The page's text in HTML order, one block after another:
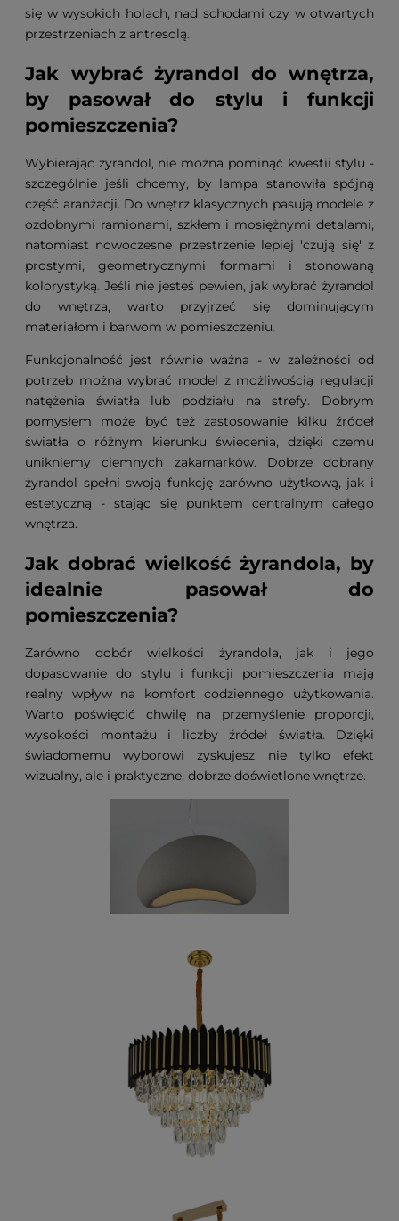
się w wysokich holach, nad schodami czy w otwartych
przestrzeniach z antresolą.
Jak wybrać żyrandol do wnętrza,
by pasował do stylu i funkcji
pomieszczenia?
Wybierając żyrandol, nie można pominąć kwestii stylu -
szczególnie jeśli chcemy, by lampa stanowiła spójną
część aranżacji. Do wnętrz klasycznych pasują modele z
ozdobnymi ramionami, szkłem i mosiężnymi detalami,
natomiast nowoczesne przestrzenie lepiej 'czują się' z
prostymi, geometrycznymi formami i stonowaną
kolorystyką. Jeśli nie jesteś pewien, jak wybrać żyrandol
do wnętrza, warto przyjrzeć się dominującym
materiałom i barwom w pomieszczeniu.
Funkcjonalność jest równie ważna - w zależności od
potrzeb można wybrać model z możliwością regulacji
natężenia światła lub podziału na strefy. Dobrym
pomysłem może być też zastosowanie kilku źródeł
światła o różnym kierunku świecenia, dzięki czemu
unikniemy ciemnych zakamarków. Dobrze dobrany
żyrandol spełni swoją funkcję zarówno użytkową, jak i
estetyczną - stając się punktem centralnym całego
wnętrza.
Jak dobrać wielkość żyrandola, by
idealnie pasował do
pomieszczenia?
Zarówno dobór wielkości żyrandola, jak i jego
dopasowanie do stylu i funkcji pomieszczenia mają
realny wpływ na komfort codziennego użytkowania.
Warto poświęcić chwilę na przemyślenie proporcji,
wysokości montażu i liczby źródeł światła. Dzięki
świadomemu wyborowi zyskujesz nie tylko efekt
wizualny, ale i praktyczne, dobrze doświetlone wnętrze.